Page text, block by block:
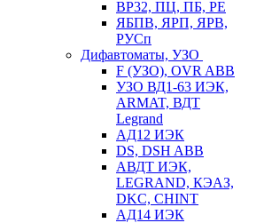
ВР32, ПЦ, ПБ, РЕ
ЯБПВ, ЯРП, ЯРВ,
РУСп
Дифавтоматы, УЗО
F (УЗО), OVR ABB
УЗО ВД1-63 ИЭК,
ARMAT, ВДТ
Legrand
АД12 ИЭК
DS, DSH ABB
АВДТ ИЭК,
LEGRAND, КЭАЗ,
DKC, CHINT
АД14 ИЭК